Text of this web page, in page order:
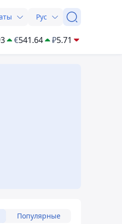
Рус
€541.64 ₽5.71
Популярные